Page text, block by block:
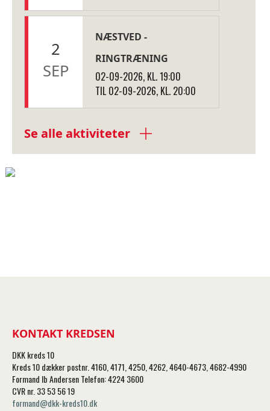
2
SEP
NÆSTVED -
RINGTRÆNING
02-09-2026, KL. 19:00
TIL 02-09-2026, KL. 20:00
Se alle aktiviteter
KONTAKT KREDSEN
DKK kreds 10
Kreds 10 dækker postnr. 4160, 4171, 4250, 4262, 4640-4673, 4682-4990
Formand Ib Andersen Telefon: 4224 3600
CVR nr. 33 53 56 19
formand@dkk-kreds10.dk